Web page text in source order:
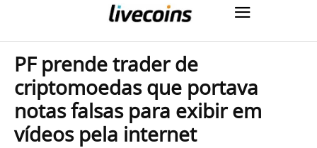
PF prende trader de
criptomoedas que portava
notas falsas para exibir em
vídeos pela internet